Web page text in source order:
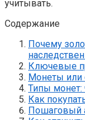
учитывать.
Содержание
Почему
Ключевые
Монеты или
Типы монет:
Как
Пошаговый